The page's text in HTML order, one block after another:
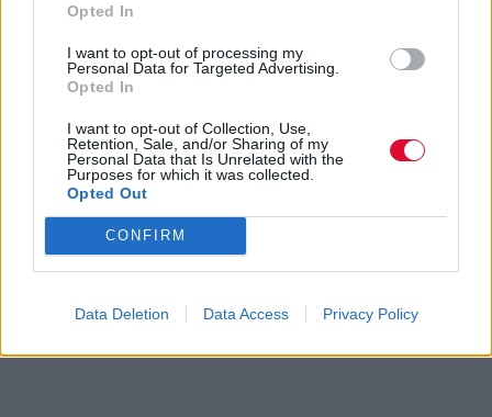
Opted In
I want to opt-out of processing my
Personal Data for Targeted Advertising.
Opted In
I want to opt-out of Collection, Use,
Retention, Sale, and/or Sharing of my
Personal Data that Is Unrelated with the
Purposes for which it was collected.
Opted Out
CONFIRM
Data Deletion Data Access Privacy Policy
στα 88 αρνείται να το βάλει κάτω
και κυκλοφορεί το 1ο του
άλμπουμ με ορχηστρικές συνθέσεις και τίτλο:
Life Is A Dream. Φυσικά και είναι Άντονι...
Μάκης Μηλάτος